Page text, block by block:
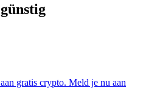
gratis crypto. Meld je nu aan